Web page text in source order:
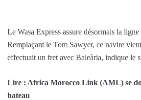
Le Wasa Express assure désormais la
Remplaçant le Tom Sawyer, ce navire
effectuait un fret avec Baleària, indique le
Lire : Africa Morocco Link (AML) se
bateau